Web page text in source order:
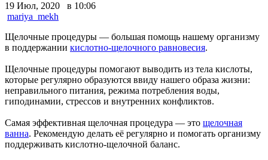
19 Июл, 2020 в 10:06
mariya_mekh
Щелочные процедуры — большая помощь нашему организму
в поддержании кислотно-щелочного равновесия.
Щелочные процедуры помогают выводить из тела кислоты,
которые регулярно образуются ввиду нашего образа жизни:
неправильного питания, режима потребления воды,
гиподинамии, стрессов и внутренних конфликтов.
Самая эффективная щелочная процедура — это щелочная
ванна. Рекомендую делать её регулярно и помогать организму
поддерживать кислотно-щелочной баланс.